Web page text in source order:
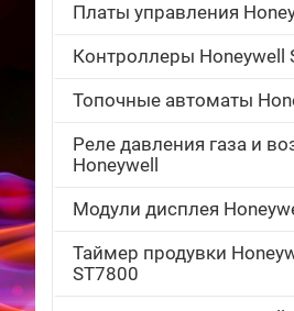
Платы управления
Контроллеры Honeywell
Топочные автоматы
Реле давления газа и
Honeywell
Модули дисплея
Таймер продувки
ST7800